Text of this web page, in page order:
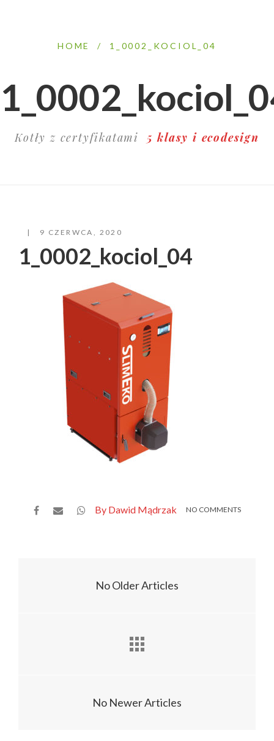
HOME / 1_0002_KOCIOL_04
Kotły z certyfikatami 5 klasy i ecodesign
9 CZERWCA, 2020
1_0002_kociol_04
By Dawid Mądrzak NO COMMENTS
No Older Articles
No Newer Articles